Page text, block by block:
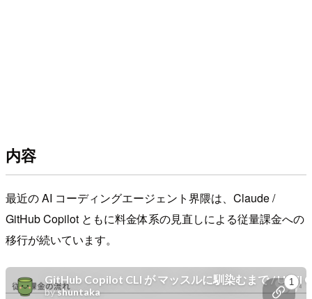
内容
最近の AI コーディングエージェント界隈は、Claude /
GitHub Copilot ともに料金体系の見直しによる従量課金への
移行が続いています。